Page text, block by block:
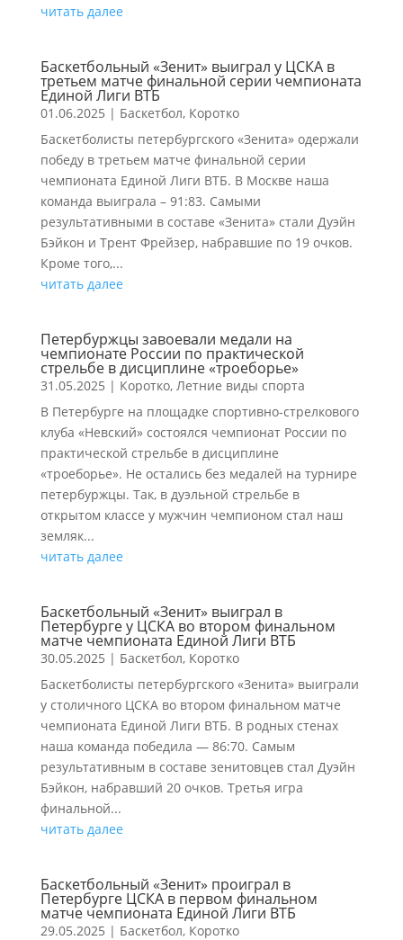
читать далее
Баскетбольный «Зенит» выиграл у ЦСКА в
третьем матче финальной серии чемпионата
Единой Лиги ВТБ
01.06.2025 | Баскетбол, Коротко
Баскетболисты петербургского «Зенита» одержали
победу в третьем матче финальной серии
чемпионата Единой Лиги ВТБ. В Москве наша
команда выиграла – 91:83. Самыми
результативными в составе «Зенита» стали Дуэйн
Бэйкон и Трент Фрейзер, набравшие по 19 очков.
Кроме того,...
читать далее
Петербуржцы завоевали медали на
чемпионате России по практической
стрельбе в дисциплине «троеборье»
31.05.2025 | Коротко, Летние виды спорта
В Петербурге на площадке спортивно-стрелкового
клуба «Невский» состоялся чемпионат России по
практической стрельбе в дисциплине
«троеборье». Не остались без медалей на турнире
петербуржцы. Так, в дуэльной стрельбе в
открытом классе у мужчин чемпионом стал наш
земляк...
читать далее
Баскетбольный «Зенит» выиграл в
Петербурге у ЦСКА во втором финальном
матче чемпионата Единой Лиги ВТБ
30.05.2025 | Баскетбол, Коротко
Баскетболисты петербургского «Зенита» выиграли
у столичного ЦСКА во втором финальном матче
чемпионата Единой Лиги ВТБ. В родных стенах
наша команда победила — 86:70. Самым
результативным в составе зенитовцев стал Дуэйн
Бэйкон, набравший 20 очков. Третья игра
финальной...
читать далее
Баскетбольный «Зенит» проиграл в
Петербурге ЦСКА в первом финальном
матче чемпионата Единой Лиги ВТБ
29.05.2025 | Баскетбол, Коротко